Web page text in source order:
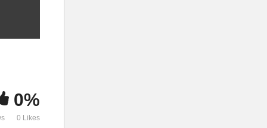
0%
0 Likes